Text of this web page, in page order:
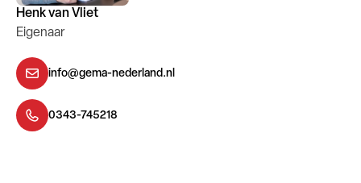
Henk van Vliet
Eigenaar
info@gema-nederland.nl
0343-745218